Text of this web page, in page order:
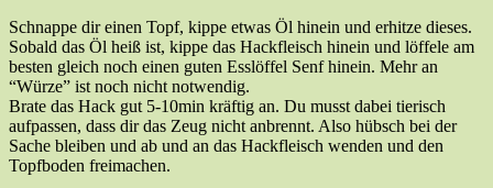
Schnappe dir einen Topf, kippe etwas Öl hinein und erhitze dieses.
Sobald das Öl heiß ist, kippe das Hackfleisch hinein und löffele am
besten gleich noch einen guten Esslöffel Senf hinein. Mehr an
“Würze” ist noch nicht notwendig.
Brate das Hack gut 5-10min kräftig an. Du musst dabei tierisch
aufpassen, dass dir das Zeug nicht anbrennt. Also hübsch bei der
Sache bleiben und ab und an das Hackfleisch wenden und den
Topfboden freimachen.